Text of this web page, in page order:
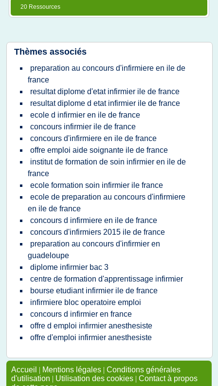
20 Ressources
Thèmes associés
preparation au concours d'infirmiere en ile de
france
resultat diplome d'etat infirmier ile de france
resultat diplome d etat infirmier ile de france
ecole d infirmier en ile de france
concours infirmier ile de france
concours d'infirmiere en ile de france
offre emploi aide soignante ile de france
institut de formation de soin infirmier en ile de
france
ecole formation soin infirmier ile france
ecole de preparation au concours d'infirmiere
en ile de france
concours d infirmiere en ile de france
concours d'infirmiers 2015 ile de france
preparation au concours d'infirmier en
guadeloupe
diplome infirmier bac 3
centre de formation d'apprentissage infirmier
bourse etudiant infirmier ile de france
infirmiere bloc operatoire emploi
concours d infirmier en france
offre d emploi infirmier anesthesiste
offre d'emploi infirmier anesthesiste
Accueil | Mentions légales | Conditions générales
d'utilisation | Utilisation des cookies | Contact à propos